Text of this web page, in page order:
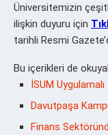
Üniversitemizin
ilişkin duyuru için
tarihli Resmi
Bu içerikleri de
İSUM
Davutpaşa
Finans